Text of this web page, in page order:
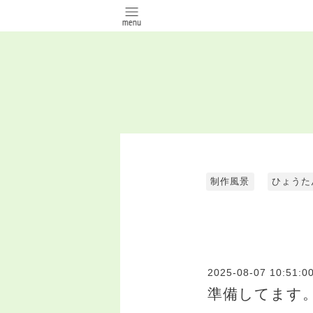
制作風景 ひょうた
2025-08-07
準備してます